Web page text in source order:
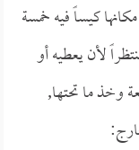
كيساً فيه خمسة
لأن يعطيه أو
وخذ ما تحتها,